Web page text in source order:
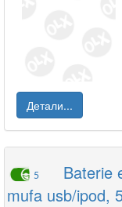
Детали...
5
Baterie
mufa usb/ipod,